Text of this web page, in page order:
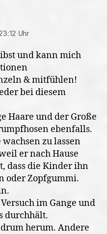
Uhr
und kann mich
& mitfühlen!
bei diesem
Haare und der Große
ebenfalls.
zu lassen
er nach Hause
dass die Kinder ihn
oder Zopfgummi.
im Gange und
durchhält.
herum. Andere